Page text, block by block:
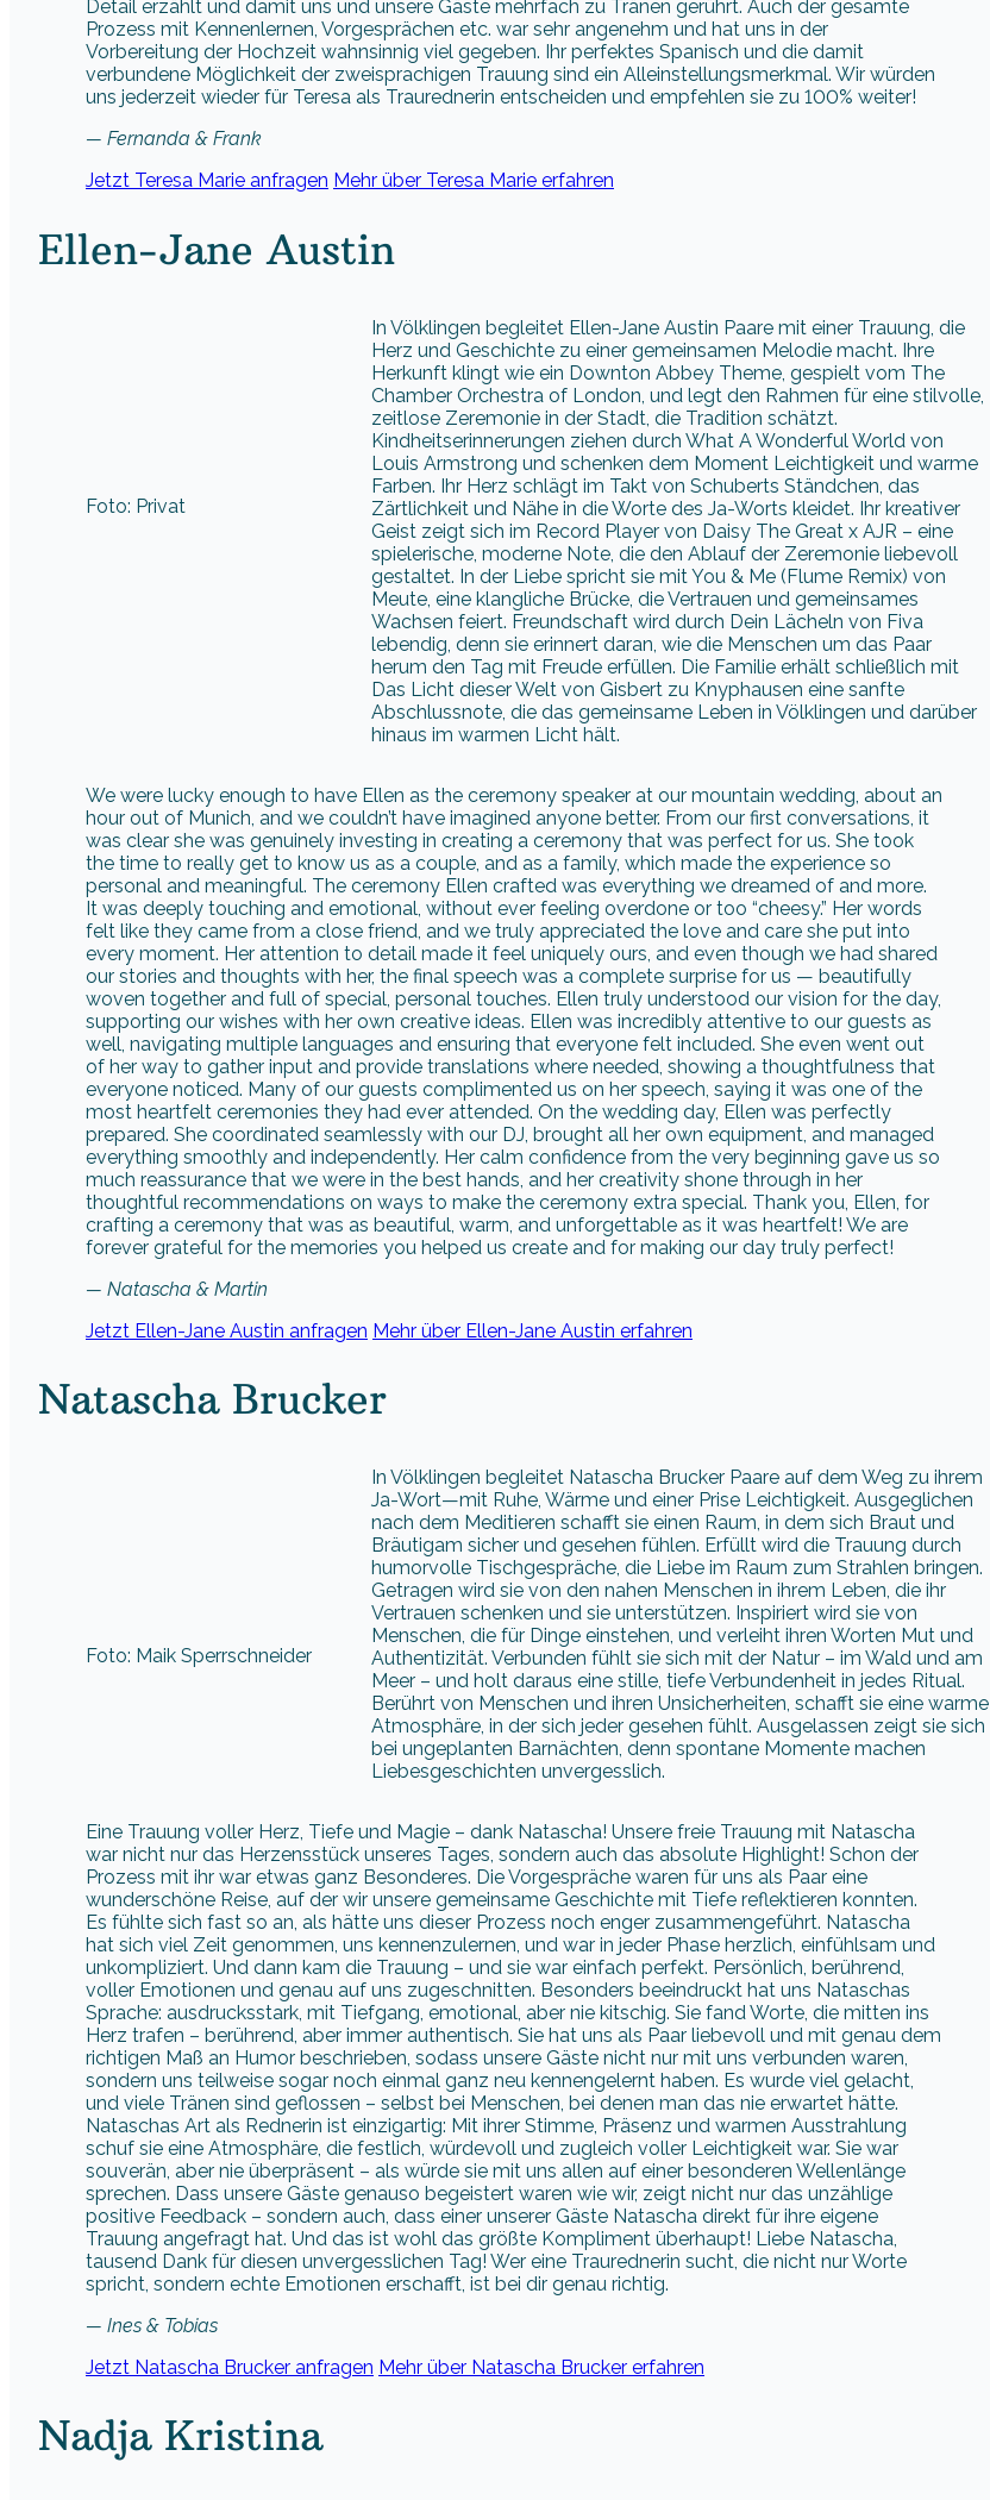
Detail erzählt und damit uns und unsere Gäste mehrfach zu Tränen gerührt. Auch der gesamte
Prozess mit Kennenlernen, Vorgesprächen etc. war sehr angenehm und hat uns in der
Vorbereitung der Hochzeit wahnsinnig viel gegeben. Ihr perfektes Spanisch und die damit
verbundene Möglichkeit der zweisprachigen Trauung sind ein Alleinstellungsmerkmal. Wir würden
uns jederzeit wieder für Teresa als Traurednerin entscheiden und empfehlen sie zu 100% weiter!
— Fernanda & Frank
Jetzt Teresa Marie anfragen Mehr über Teresa Marie erfahren
Ellen-Jane Austin
Foto: Privat
In Völklingen begleitet Ellen-Jane Austin Paare mit einer Trauung, die
Herz und Geschichte zu einer gemeinsamen Melodie macht. Ihre
Herkunft klingt wie ein Downton Abbey Theme, gespielt vom The
Chamber Orchestra of London, und legt den Rahmen für eine stilvolle,
zeitlose Zeremonie in der Stadt, die Tradition schätzt.
Kindheitserinnerungen ziehen durch What A Wonderful World von
Louis Armstrong und schenken dem Moment Leichtigkeit und warme
Farben. Ihr Herz schlägt im Takt von Schuberts Ständchen, das
Zärtlichkeit und Nähe in die Worte des Ja-Worts kleidet. Ihr kreativer
Geist zeigt sich im Record Player von Daisy The Great x AJR – eine
spielerische, moderne Note, die den Ablauf der Zeremonie liebevoll
gestaltet. In der Liebe spricht sie mit You & Me (Flume Remix) von
Meute, eine klangliche Brücke, die Vertrauen und gemeinsames
Wachsen feiert. Freundschaft wird durch Dein Lächeln von Fiva
lebendig, denn sie erinnert daran, wie die Menschen um das Paar
herum den Tag mit Freude erfüllen. Die Familie erhält schließlich mit
Das Licht dieser Welt von Gisbert zu Knyphausen eine sanfte
Abschlussnote, die das gemeinsame Leben in Völklingen und darüber
hinaus im warmen Licht hält.
We were lucky enough to have Ellen as the ceremony speaker at our mountain wedding, about an
hour out of Munich, and we couldn’t have imagined anyone better. From our first conversations, it
was clear she was genuinely investing in creating a ceremony that was perfect for us. She took
the time to really get to know us as a couple, and as a family, which made the experience so
personal and meaningful. The ceremony Ellen crafted was everything we dreamed of and more.
It was deeply touching and emotional, without ever feeling overdone or too “cheesy.” Her words
felt like they came from a close friend, and we truly appreciated the love and care she put into
every moment. Her attention to detail made it feel uniquely ours, and even though we had shared
our stories and thoughts with her, the final speech was a complete surprise for us — beautifully
woven together and full of special, personal touches. Ellen truly understood our vision for the day,
supporting our wishes with her own creative ideas. Ellen was incredibly attentive to our guests as
well, navigating multiple languages and ensuring that everyone felt included. She even went out
of her way to gather input and provide translations where needed, showing a thoughtfulness that
everyone noticed. Many of our guests complimented us on her speech, saying it was one of the
most heartfelt ceremonies they had ever attended. On the wedding day, Ellen was perfectly
prepared. She coordinated seamlessly with our DJ, brought all her own equipment, and managed
everything smoothly and independently. Her calm confidence from the very beginning gave us so
much reassurance that we were in the best hands, and her creativity shone through in her
thoughtful recommendations on ways to make the ceremony extra special. Thank you, Ellen, for
crafting a ceremony that was as beautiful, warm, and unforgettable as it was heartfelt! We are
forever grateful for the memories you helped us create and for making our day truly perfect!
— Natascha & Martin
Jetzt Ellen-Jane Austin anfragen Mehr über Ellen-Jane Austin erfahren
Natascha Brucker
Foto: Maik Sperrschneider
In Völklingen begleitet Natascha Brucker Paare auf dem Weg zu ihrem
Ja-Wort—mit Ruhe, Wärme und einer Prise Leichtigkeit. Ausgeglichen
nach dem Meditieren schafft sie einen Raum, in dem sich Braut und
Bräutigam sicher und gesehen fühlen. Erfüllt wird die Trauung durch
humorvolle Tischgespräche, die Liebe im Raum zum Strahlen bringen.
Getragen wird sie von den nahen Menschen in ihrem Leben, die ihr
Vertrauen schenken und sie unterstützen. Inspiriert wird sie von
Menschen, die für Dinge einstehen, und verleiht ihren Worten Mut und
Authentizität. Verbunden fühlt sie sich mit der Natur – im Wald und am
Meer – und holt daraus eine stille, tiefe Verbundenheit in jedes Ritual.
Berührt von Menschen und ihren Unsicherheiten, schafft sie eine warme
Atmosphäre, in der sich jeder gesehen fühlt. Ausgelassen zeigt sie sich
bei ungeplanten Barnächten, denn spontane Momente machen
Liebesgeschichten unvergesslich.
Eine Trauung voller Herz, Tiefe und Magie – dank Natascha! Unsere freie Trauung mit Natascha
war nicht nur das Herzensstück unseres Tages, sondern auch das absolute Highlight! Schon der
Prozess mit ihr war etwas ganz Besonderes. Die Vorgespräche waren für uns als Paar eine
wunderschöne Reise, auf der wir unsere gemeinsame Geschichte mit Tiefe reflektieren konnten.
Es fühlte sich fast so an, als hätte uns dieser Prozess noch enger zusammengeführt. Natascha
hat sich viel Zeit genommen, uns kennenzulernen, und war in jeder Phase herzlich, einfühlsam und
unkompliziert. Und dann kam die Trauung – und sie war einfach perfekt. Persönlich, berührend,
voller Emotionen und genau auf uns zugeschnitten. Besonders beeindruckt hat uns Nataschas
Sprache: ausdrucksstark, mit Tiefgang, emotional, aber nie kitschig. Sie fand Worte, die mitten ins
Herz trafen – berührend, aber immer authentisch. Sie hat uns als Paar liebevoll und mit genau dem
richtigen Maß an Humor beschrieben, sodass unsere Gäste nicht nur mit uns verbunden waren,
sondern uns teilweise sogar noch einmal ganz neu kennengelernt haben. Es wurde viel gelacht,
und viele Tränen sind geflossen – selbst bei Menschen, bei denen man das nie erwartet hätte.
Nataschas Art als Rednerin ist einzigartig: Mit ihrer Stimme, Präsenz und warmen Ausstrahlung
schuf sie eine Atmosphäre, die festlich, würdevoll und zugleich voller Leichtigkeit war. Sie war
souverän, aber nie überpräsent – als würde sie mit uns allen auf einer besonderen Wellenlänge
sprechen. Dass unsere Gäste genauso begeistert waren wie wir, zeigt nicht nur das unzählige
positive Feedback – sondern auch, dass einer unserer Gäste Natascha direkt für ihre eigene
Trauung angefragt hat. Und das ist wohl das größte Kompliment überhaupt! Liebe Natascha,
tausend Dank für diesen unvergesslichen Tag! Wer eine Traurednerin sucht, die nicht nur Worte
spricht, sondern echte Emotionen erschafft, ist bei dir genau richtig.
— Ines & Tobias
Jetzt Natascha Brucker anfragen Mehr über Natascha Brucker erfahren
Nadja Kristina